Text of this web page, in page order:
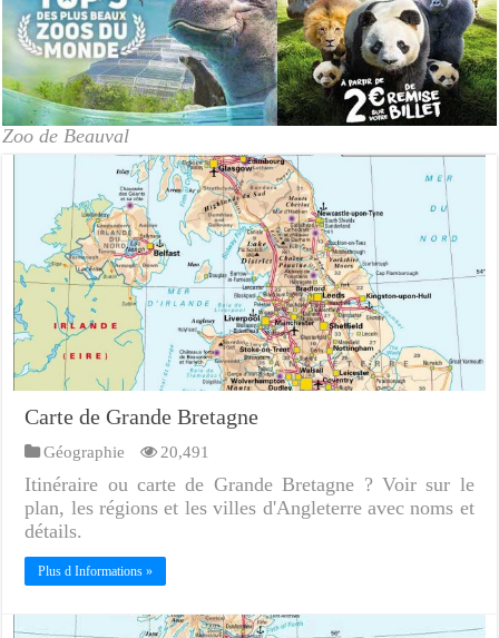
Zoo de Beauval
Carte de Grande Bretagne
Géographie 20,491
Itinéraire ou carte de Grande Bretagne ? Voir sur le
plan, les régions et les villes d'Angleterre avec noms et
détails.
Plus d Informations »